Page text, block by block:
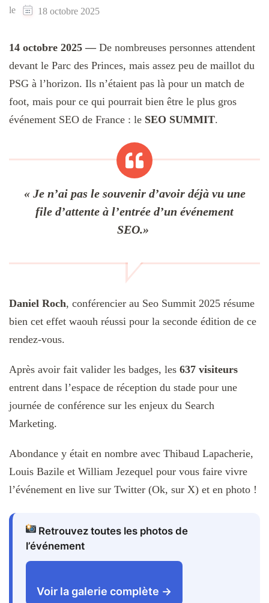
le 18 octobre 2025
14 octobre 2025 —De nombreuses personnes attendent
devant le Parc des Princes, mais assez peu de maillot du
PSG à l’horizon. Ils n’étaient pas là pour un match de
foot, mais pour ce qui pourrait bien être le plus gros
événement SEO de France : le SEO SUMMIT.
« Je n’ai pas le souvenir d’avoir déjà vu une
file d’attente à l’entrée d’un événement
SEO.»
Daniel Roch, conférencier au Seo Summit 2025 résume
bien cet effet waouh réussi pour la seconde édition de ce
rendez-vous.
Après avoir fait valider les badges, les 637 visiteurs
entrent dans l’espace de réception du stade pour une
journée de conférence sur les enjeux du Search
Marketing.
Abondance y était en nombre avec Thibaud Lapacherie,
Louis Bazile et William Jezequel pour vous faire vivre
l’événement en live sur Twitter (Ok, sur X) et en photo !
Retrouvez toutes les photos de
l’événement
Voir la galerie complète →